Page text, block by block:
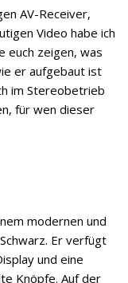
AV-Receiver,
Video habe ich
euch zeigen, was
er aufgebaut ist
im Stereobetrieb
für wen dieser
modernen und
Er verfügt
und eine
Knöpfe. Auf der